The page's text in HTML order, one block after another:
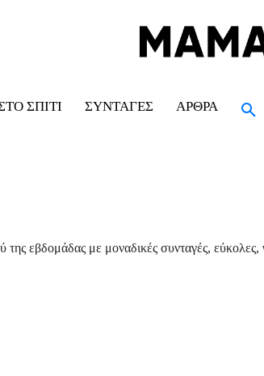
ΣΠΊΤΙ ΣΥΝΤΑΓΈΣ ΆΡΘΡΑ
εβδομάδας με μοναδικές συνταγές, εύκολες,